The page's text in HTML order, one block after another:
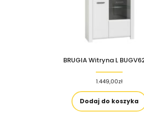
BRUGIA Witryna L
1.449,00zł
Dodaj do koszyka